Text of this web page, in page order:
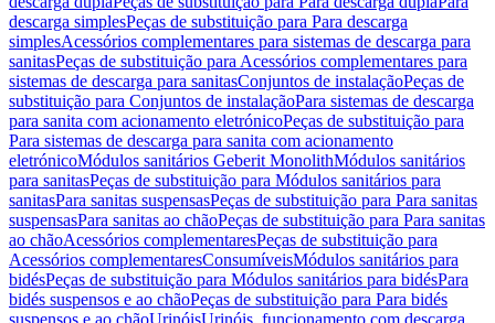
descarga simplesPeças de substituição para Para descarga
simplesAcessórios complementares para sistemas de descarga para
sanitasPeças de substituição para Acessórios complementares para
sistemas de descarga para sanitasConjuntos de instalaçãoPeças de
substituição para Conjuntos de instalaçãoPara sistemas de descarga
para sanita com acionamento eletrónicoPeças de substituição para
Para sistemas de descarga para sanita com acionamento
eletrónicoMódulos sanitários Geberit MonolithMódulos sanitários
para sanitasPeças de substituição para Módulos sanitários para
sanitasPara sanitas suspensasPeças de substituição para Para sanitas
suspensasPara sanitas ao chãoPeças de substituição para Para sanitas
ao chãoAcessórios complementaresPeças de substituição para
Acessórios complementaresConsumíveisMódulos sanitários para
bidésPeças de substituição para Módulos sanitários para bidésPara
bidés suspensos e ao chãoPeças de substituição para Para bidés
suspensos e ao chãoUrinóisUrinóis, funcionamento com descarga,